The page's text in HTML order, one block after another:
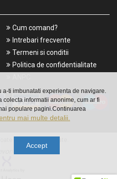
a-ti imbunatati experienta de navigare.
colecta informatii anonime, cum ar fi
populare pagini.Continuarea
mai multe detalii.
Accept
Cum comand?
Intrebari frecvente
Termeni si conditii
Politica de confidentialitate
DNA